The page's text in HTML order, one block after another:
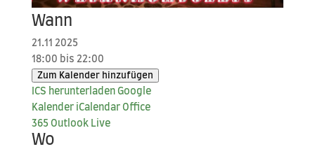
Wann
21.11 2025
18:00 bis 22:00
Zum Kalender hinzufügen
ICS her­un­ter­la­den Goog­le
Kalender iCal­en­dar Office
365 Out­look Live
Wo